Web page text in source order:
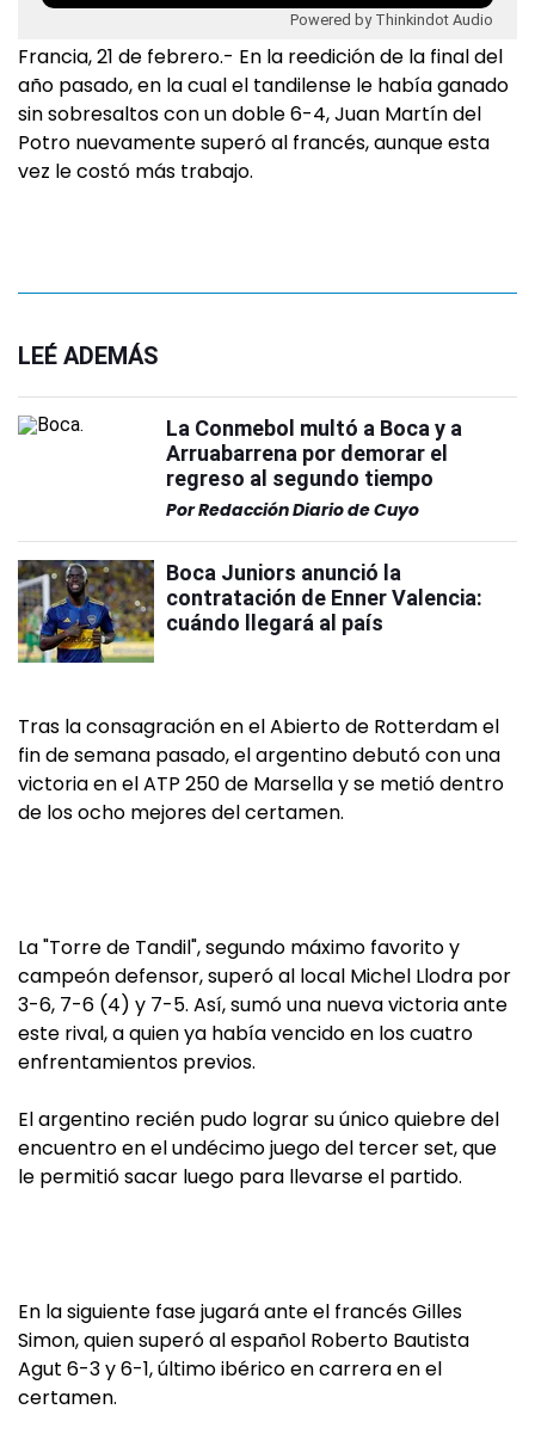
Powered by Thinkindot Audio
Francia, 21 de febrero.- En la reedición de la final del
año pasado, en la cual el tandilense le había ganado
sin sobresaltos con un doble 6-4, Juan Martín del
Potro nuevamente superó al francés, aunque esta
vez le costó más trabajo.
LEÉ ADEMÁS
La Conmebol multó a Boca y a
Arruabarrena por demorar el
regreso al segundo tiempo
PorRedacción Diario de Cuyo
Boca Juniors anunció la
contratación de Enner Valencia:
cuándo llegará al país
Tras la consagración en el Abierto de Rotterdam el
fin de semana pasado, el argentino debutó con una
victoria en el ATP 250 de Marsella y se metió dentro
de los ocho mejores del certamen.
La "Torre de Tandil", segundo máximo favorito y
campeón defensor, superó al local Michel Llodra por
3-6, 7-6 (4) y 7-5. Así, sumó una nueva victoria ante
este rival, a quien ya había vencido en los cuatro
enfrentamientos previos.
El argentino recién pudo lograr su único quiebre del
encuentro en el undécimo juego del tercer set, que
le permitió sacar luego para llevarse el partido.
En la siguiente fase jugará ante el francés Gilles
Simon, quien superó al español Roberto Bautista
Agut 6-3 y 6-1, último ibérico en carrera en el
certamen.